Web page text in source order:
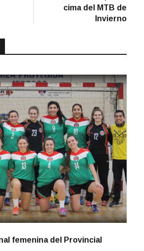
cima del MTB de
Invierno
femenina del Provincial